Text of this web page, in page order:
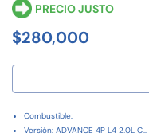
PRECIO JUSTO
$280,000
Combustible:
Versión: ADVANCE 4P L4 2.0L C...